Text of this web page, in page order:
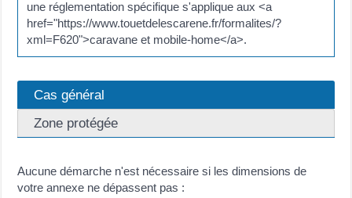
une réglementation spécifique s'applique aux <a
href="https://www.touetdelescarene.fr/formalites/?
xml=F620">caravane et mobile-home</a>.
Cas général
Zone protégée
Aucune démarche n'est nécessaire si les dimensions de
votre annexe ne dépassent pas :